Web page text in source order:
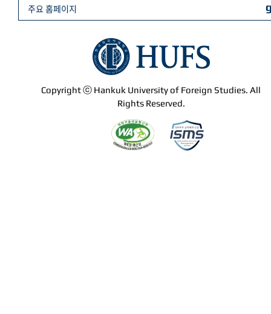
Copyright ⓒ Hankuk University of Foreign Studies. All
Rights Reserved.
주요 홈페이지